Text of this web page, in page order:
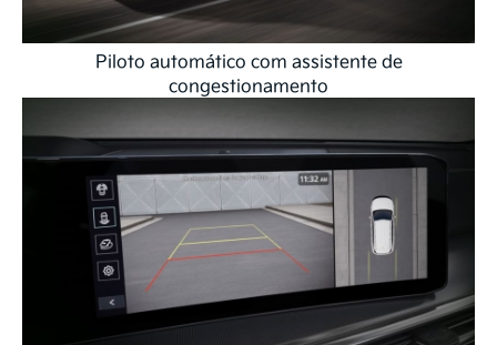
Piloto automático com assistente de
congestionamento